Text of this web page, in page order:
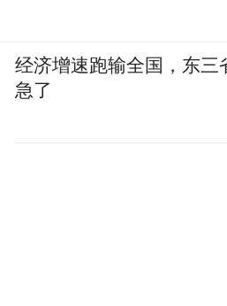
经济增速跑输全国，东三
急了